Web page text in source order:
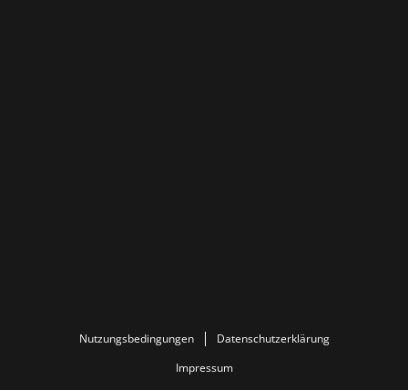
Nutzungsbedingungen
Datenschutzerklärung
Impressum